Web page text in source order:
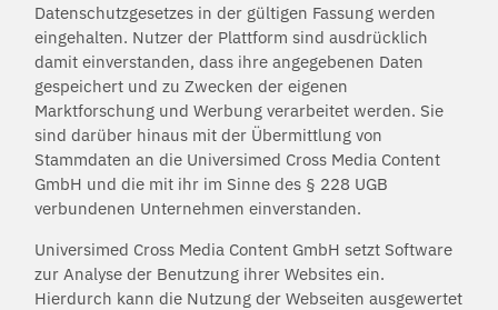
Datenschutzgesetzes in der gültigen Fassung werden
eingehalten. Nutzer der Plattform sind ausdrücklich
damit einverstanden, dass ihre angegebenen Daten
gespeichert und zu Zwecken der eigenen
Marktforschung und Werbung verarbeitet werden. Sie
sind darüber hinaus mit der Übermittlung von
Stammdaten an die Universimed Cross Media Content
GmbH und die mit ihr im Sinne des § 228 UGB
verbundenen Unternehmen einverstanden.
Universimed Cross Media Content GmbH setzt Software
zur Analyse der Benutzung ihrer Websites ein.
Hierdurch kann die Nutzung der Webseiten ausgewertet